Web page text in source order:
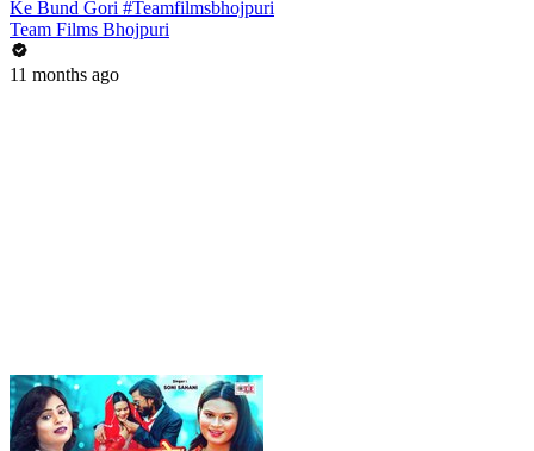
Ke Bund Gori #Teamfilmsbhojpuri
Team Films Bhojpuri
11 months ago